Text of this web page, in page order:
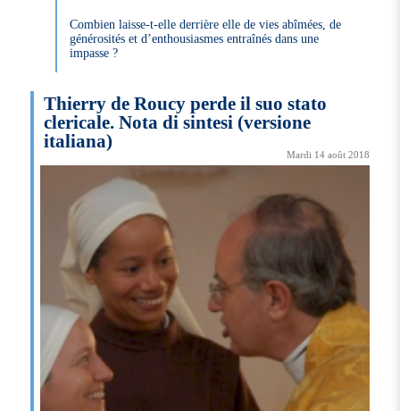
Combien laisse-t-elle derrière elle de vies abîmées, de
générosités et d’enthousiasmes entraînés dans une
impasse ?
Thierry de Roucy perde il suo stato
clericale. Nota di sintesi (versione
italiana)
Mardi 14 août 2018